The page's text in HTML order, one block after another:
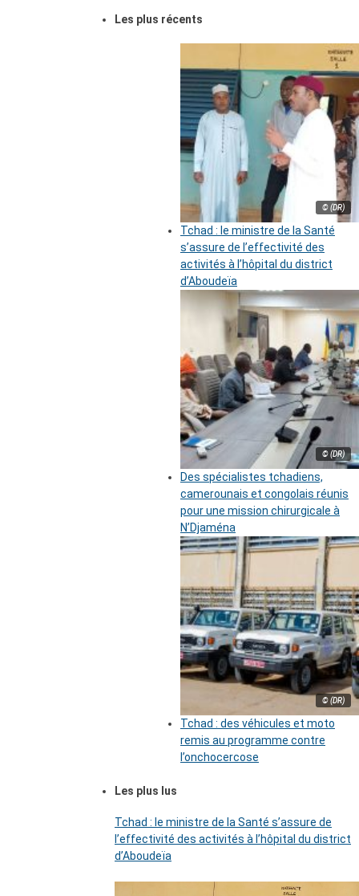
Les plus récents
© (DR)
Tchad : le ministre de la Santé
s’assure de l’effectivité des
activités à l’hôpital du district
d’Aboudeïa
© (DR)
Des spécialistes tchadiens,
camerounais et congolais réunis
pour une mission chirurgicale à
N’Djaména
© (DR)
Tchad : des véhicules et moto
remis au programme contre
l’onchocercose
Les plus lus
Tchad : le ministre de la Santé s’assure de
l’effectivité des activités à l’hôpital du district
d’Aboudeïa